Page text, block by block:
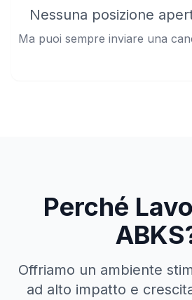
Nessuna posizione
Ma puoi sempre inviare una
Perché
Offriamo un ambiente
ad alto impatto e